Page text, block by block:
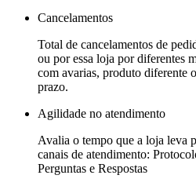
Cancelamentos
Total de cancelamentos de
ou por essa loja por diferentes
com avarias, produto diferente
prazo.
Agilidade no atendimento
Avalia o tempo que a loja leva
canais de atendimento:
Perguntas e Respostas